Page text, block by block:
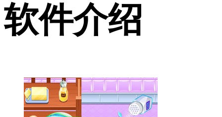
软件介绍